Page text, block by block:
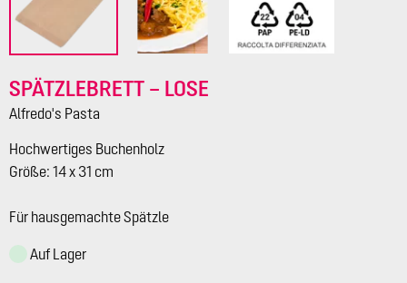
SPÄTZLEBRETT – LOSE
Alfredo's Pasta
Hochwertiges Buchenholz
Größe: 14 x 31 cm
Für hausgemachte Spätzle
Auf Lager